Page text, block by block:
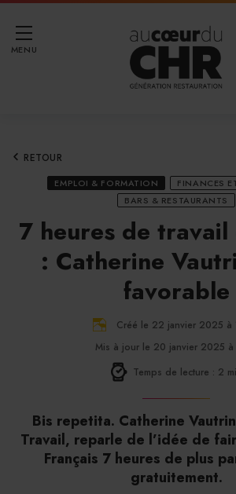
MENU
RETOUR
EMPLOI & FORMATION
FINANCES
BARS & RESTAURANTS
7 heures de
: Catherine
favorable
Créé le 22 janvier 2025 à
Mis à jour le 20 janvier 2025 à
Temps de lecture : 2
Bis repetita. Catherine
Travail, reparle de l’idée de
Français 7 heures de plus
gratuitement.